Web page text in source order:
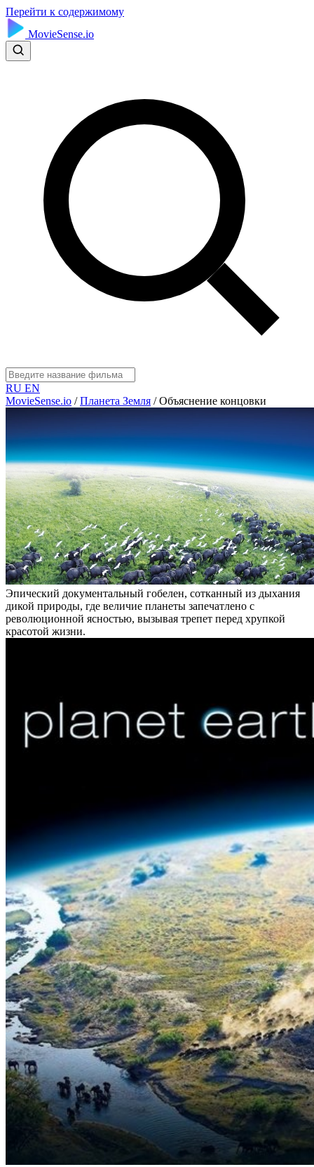
Перейти к содержимому
MovieSense.io
RU EN
MovieSense.io / Планета Земля / Объяснение концовки
Эпический документальный гобелен, сотканный из дыхания
дикой природы, где величие планеты запечатлено с
революционной ясностью, вызывая трепет перед хрупкой
красотой жизни.